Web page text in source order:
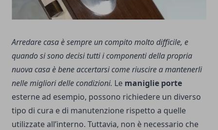
Arredare casa è sempre un compito molto difficile, e
quando si sono decisi tutti i componenti della propria
nuova casa è bene accertarsi come riuscire a mantenerli
nelle migliori delle condizioni. Le maniglie porte
esterne ad esempio, possono richiedere un diverso
tipo di cura e di manutenzione rispetto a quelle
utilizzate all’interno. Tuttavia, non è necessario che